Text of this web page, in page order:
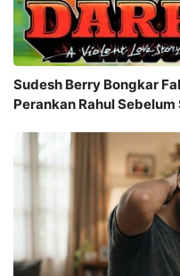
Sudesh Berry Bongkar
Perankan Rahul